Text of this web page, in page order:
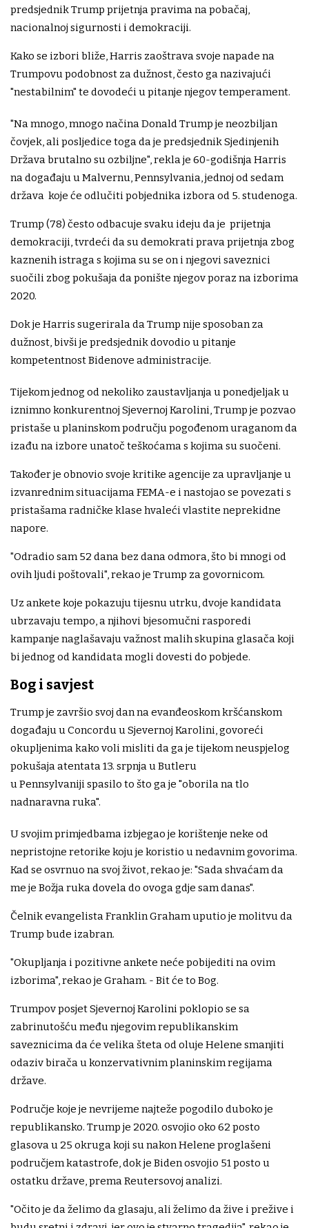
predsjednik Trump prijetnja pravima na pobačaj,
nacionalnoj sigurnosti i demokraciji.
Kako se izbori bliže, Harris zaoštrava svoje napade na
Trumpovu podobnost za dužnost, često ga nazivajući
"nestabilnim" te dovodeći u pitanje njegov temperament.
"Na mnogo, mnogo načina Donald Trump je neozbiljan
čovjek, ali posljedice toga da je predsjednik Sjedinjenih
Država brutalno su ozbiljne", rekla je 60-godišnja Harris
na događaju u Malvernu, Pennsylvania, jednoj od sedam
država koje će odlučiti pobjednika izbora od 5. studenoga.
Trump (78) često odbacuje svaku ideju da je prijetnja
demokraciji, tvrdeći da su demokrati prava prijetnja zbog
kaznenih istraga s kojima su se on i njegovi saveznici
suočili zbog pokušaja da ponište njegov poraz na izborima
2020.
Dok je Harris sugerirala da Trump nije sposoban za
dužnost, bivši je predsjednik dovodio u pitanje
kompetentnost Bidenove administracije.
Tijekom jednog od nekoliko zaustavljanja u ponedjeljak u
iznimno konkurentnoj Sjevernoj Karolini, Trump je pozvao
pristaše u planinskom području pogođenom uraganom da
izađu na izbore unatoč teškoćama s kojima su suočeni.
Također je obnovio svoje kritike agencije za upravljanje u
izvanrednim situacijama FEMA-e i nastojao se povezati s
pristašama radničke klase hvaleći vlastite neprekidne
napore.
"Odradio sam 52 dana bez dana odmora, što bi mnogi od
ovih ljudi poštovali", rekao je Trump za govornicom.
Uz ankete koje pokazuju tijesnu utrku, dvoje kandidata
ubrzavaju tempo, a njihovi bjesomučni rasporedi
kampanje naglašavaju važnost malih skupina glasača koji
bi jednog od kandidata mogli dovesti do pobjede.
Bog i savjest
Trump je završio svoj dan na evanđeoskom kršćanskom
događaju u Concordu u Sjevernoj Karolini, govoreći
okupljenima kako voli misliti da ga je tijekom neuspjelog
pokušaja atentata 13. srpnja u Butleru
u Pennsylvaniji spasilo to što ga je "oborila na tlo
nadnaravna ruka".
U svojim primjedbama izbjegao je korištenje neke od
nepristojne retorike koju je koristio u nedavnim govorima.
Kad se osvrnuo na svoj život, rekao je: "Sada shvaćam da
me je Božja ruka dovela do ovoga gdje sam danas".
Čelnik evangelista Franklin Graham uputio je molitvu da
Trump bude izabran.
"Okupljanja i pozitivne ankete neće pobijediti na ovim
izborima", rekao je Graham. - Bit će to Bog.
Trumpov posjet Sjevernoj Karolini poklopio se sa
zabrinutošću među njegovim republikanskim
saveznicima da će velika šteta od oluje Helene smanjiti
odaziv birača u konzervativnim planinskim regijama
države.
Područje koje je nevrijeme najteže pogodilo duboko je
republikansko. Trump je 2020. osvojio oko 62 posto
glasova u 25 okruga koji su nakon Helene proglašeni
područjem katastrofe, dok je Biden osvojio 51 posto u
ostatku države, prema Reutersovoj analizi.
"Očito je da želimo da glasaju, ali želimo da žive i prežive i